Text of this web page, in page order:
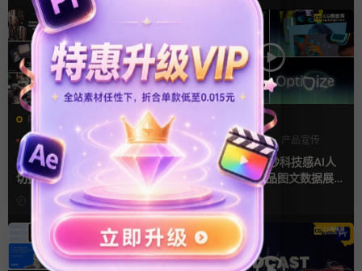
PR基本图形mogrt
PR基本图形
企业宣传模板
幻灯片
Pr视频模板 10款3D空间多屏
切换开场相册视频展示照片墙
pr模板
9小时前
AE模板
AI
产品介绍 产品宣传
ae片头模板 36秒科技感AI人
工智能SaaS产品图文数据展示
宣传视频AE模板
2天前